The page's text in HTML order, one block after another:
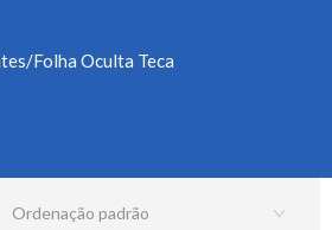
Folha Oculta Teca